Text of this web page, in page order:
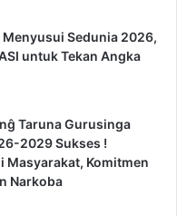
Menyusui Sedunia 2026,
untuk Tekan Angka
Taruna Gurusinga
2029 Sukses !
Masyarakat, Komitmen
Narkoba